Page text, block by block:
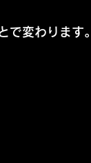
で変わります。